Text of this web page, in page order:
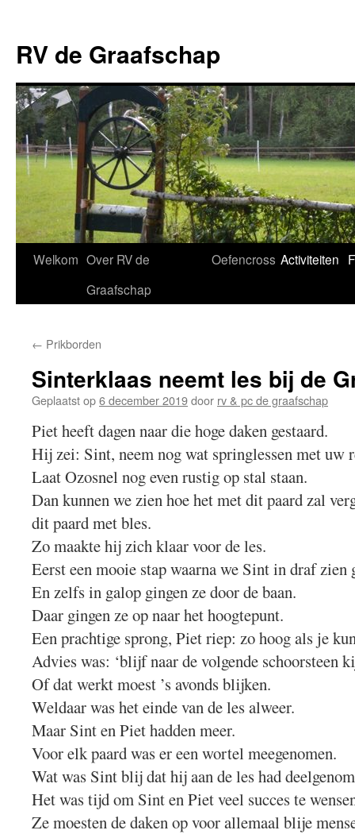
RV de Graafschap
Spring
Welkom Over RV de
Graafschap
Oefencross Activiteiten
← Prikborden
Sinterklaas neemt les bij de
Geplaatst op6 december 2019door rv & pc de graafschap
Piet heeft dagen naar die hoge daken gestaard.
Hij zei: Sint, neem nog wat springlessen met uw
Laat Ozosnel nog even rustig op stal staan.
Dan kunnen we zien hoe het met dit paard zal
dit paard met bles.
Zo maakte hij zich klaar voor de les.
Eerst een mooie stap waarna we Sint in draf zien
En zelfs in galop gingen ze door de baan.
Daar gingen ze op naar het hoogtepunt.
Een prachtige sprong, Piet riep: zo hoog als je
Advies was: ‘blijf naar de volgende schoorsteen
Of dat werkt moest ’s avonds blijken.
Weldaar was het einde van de les alweer.
Maar Sint en Piet hadden meer.
Voor elk paard was er een wortel meegenomen.
Wat was Sint blij dat hij aan de les had
Het was tijd om Sint en Piet veel succes te
Ze moesten de daken op voor allemaal blije